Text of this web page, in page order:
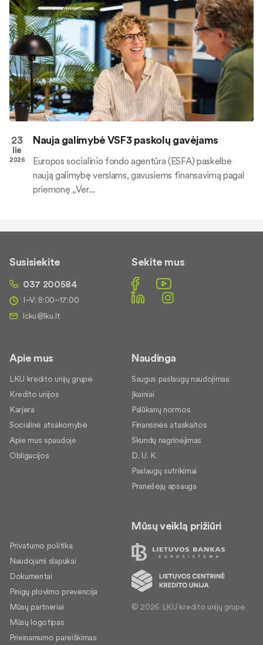
23
lie
2026
Nauja galimybė VSF3 paskolų gavėjams
Europos socialinio fondo agentūra (ESFA) paskelbė
naują galimybę verslams, gavusiems finansavimą pagal
priemonę „Ver...
Susisiekite
037 200584
I–V: 8:00–17:00
Sekite mus
Apie mus
LKU kredito unijų grupė
Kredito unijos
Karjera
Socialinė atsakomybė
Apie mus spaudoje
Obligacijos
Naudinga
Saugus paslaugų naudojimas
Įkainiai
Palūkanų normos
Finansinės ataskaitos
Skundų nagrinėjimas
D. U. K.
Paslaugų sutrikimai
Pranešėjų apsauga
Privatumo politika
Naudojami slapukai
Dokumentai
Pinigų plovimo prevencija
Mūsų partneriai
Mūsų logotipas
Prieinamumo pareiškimas
Mūsų veiklą prižiūri
© 2026 LKU kredito unijų grupė